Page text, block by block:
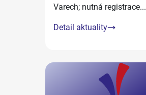
Varech; nutná registrace...
Detail aktuality